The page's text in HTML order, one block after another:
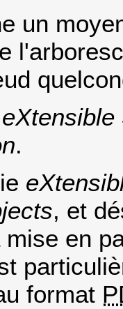
un
eXtensible
.
, et
en
format